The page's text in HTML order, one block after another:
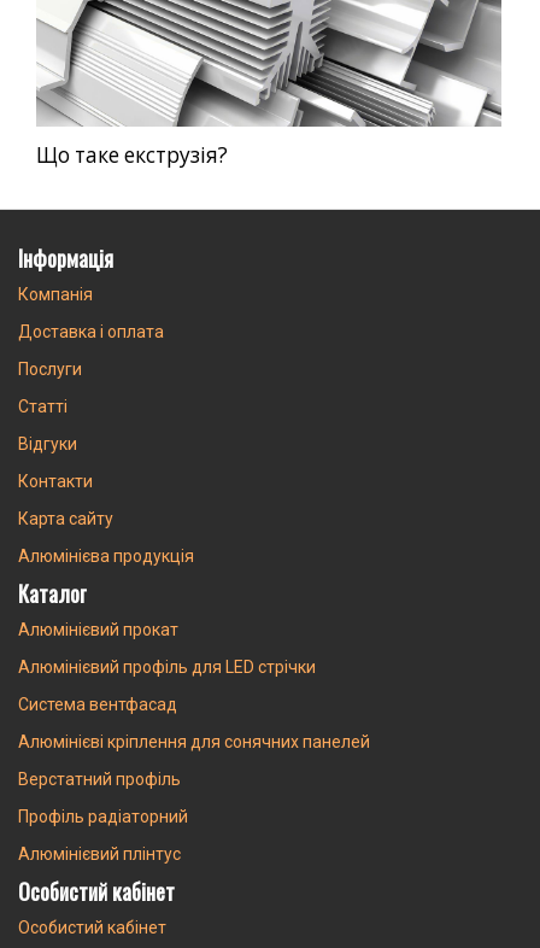
Що таке екструзія?
Інформація
Компанія
Доставка і оплата
Послуги
Статті
Відгуки
Контакти
Карта сайту
Алюмінієва продукція
Каталог
Алюмінієвий прокат
Алюмінієвий профіль для LED стрічки
Система вентфасад
Алюмінієві кріплення для сонячних панелей
Верстатний профіль
Профіль радіаторний
Алюмінієвий плінтус
Особистий кабінет
Особистий кабінет